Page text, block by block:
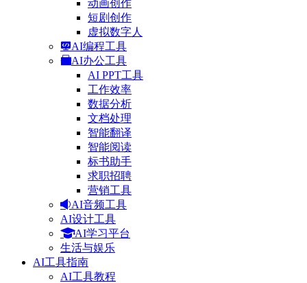
动画创作
短剧创作
虚拟数字人
AI编程工具
AI办公工具
AI PPT工具
工作效率
数据分析
文档处理
智能翻译
智能阅读
标书助手
求职招聘
营销工具
AI音频工具
AI设计工具
AI学习平台
生活与娱乐
AI工具指南
AI工具教程